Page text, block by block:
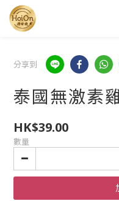
分享到
泰國無激素
HK$39.00
數量